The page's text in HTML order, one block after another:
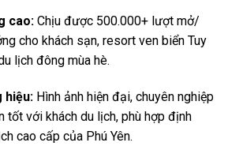
cao: Chịu được 500.000+ lượt mở/
cho khách sạn, resort ven biển Tuy
lịch đông mùa hè.
hiệu: Hình ảnh hiện đại, chuyên nghiệp
tốt với khách du lịch, phù hợp định
cao cấp của Phú Yên.